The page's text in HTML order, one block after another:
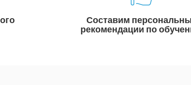
Составим
рекомендации по